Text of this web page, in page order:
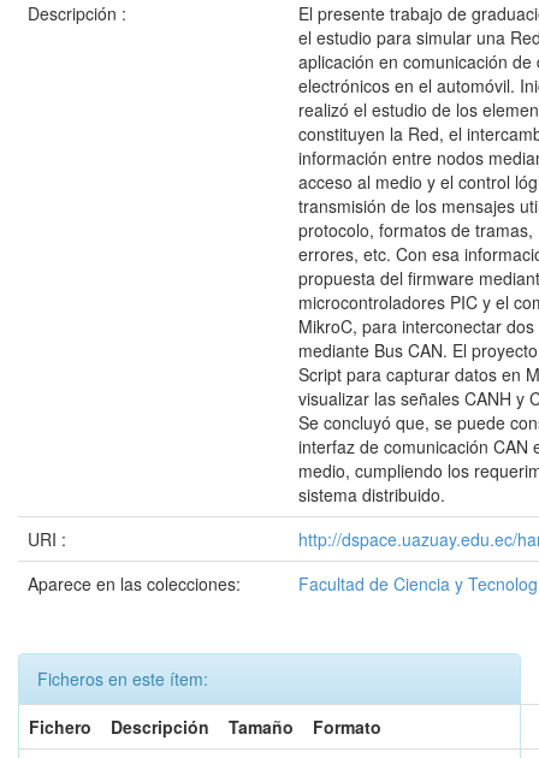
Descripción :
El presente trabajo de
el estudio para simular una
aplicación en comunicación de
electrónicos en el automóvil.
realizó el estudio de los
constituyen la Red, el
información entre nodos
acceso al medio y el control
transmisión de los mensajes
protocolo, formatos de tramas,
errores, etc. Con esa
propuesta del firmware
microcontroladores PIC y el
MikroC, para interconectar
mediante Bus CAN. El
Script para capturar datos en
visualizar las señales CANH y
Se concluyó que, se puede
interfaz de comunicación CAN
medio, cumpliendo los
sistema distribuido.
URI :
http://dspace.uazuay.edu.ec/
Aparece en las colecciones:
Facultad de Ciencia y
Ficheros en este ítem:
Fichero
Descripción Tamaño
Formato